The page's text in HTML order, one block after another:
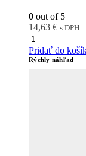
0 out of 5
14,63 € s DPH
Pridať do
Rýchly náhľad